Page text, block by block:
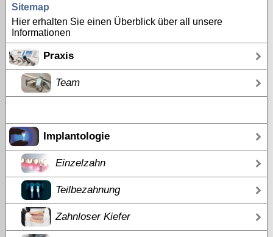
Sitemap
Hier erhalten Sie einen Überblick über all unsere
Informationen
Praxis
Team
Implantologie
Einzelzahn
Teilbezahnung
Zahnloser Kiefer